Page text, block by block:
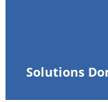
Solutions